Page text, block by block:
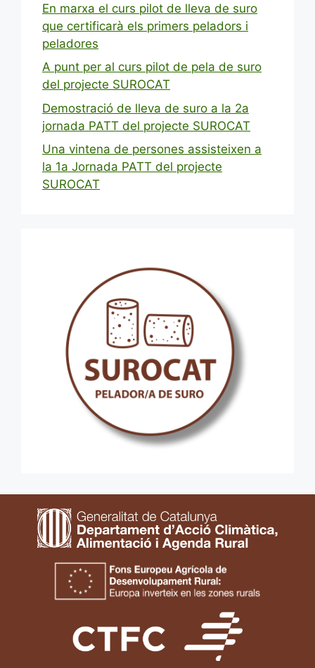
En marxa el curs pilot de lleva de suro
que certificarà els primers peladors i
peladores
A punt per al curs pilot de pela de suro
del projecte SUROCAT
Demostració de lleva de suro a la 2a
jornada PATT del projecte SUROCAT
Una vintena de persones assisteixen a
la 1a Jornada PATT del projecte
SUROCAT